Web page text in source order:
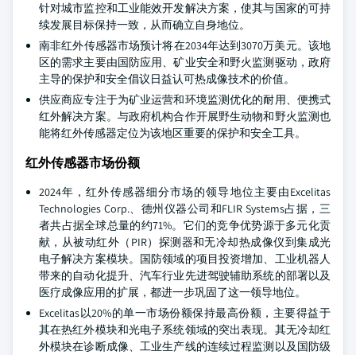
针对城市监控和工业能效开发解决方案，使其与国家的可持
续发展目标保持一致，从而确立自身地位。
南非红外传感器市场预计将在2034年达到3070万美元。该地
区的需求主要由国防应用、矿业安全和野火监测驱动，政府
主导的保护和安全倡议日益认可热成像技术的价值。
供应商应专注于为矿业运营和环境监测优化的耐用、便携式
红外解决方案。与政府机构合作开展野生动物和野火监测也
能将红外传感器定位为该地区重要的保护和安全工具。
红外传感器市场份额
2024年，红外传感器细分市场的领导地位主要由Excelitas
Technologies Corp.、德州仪器公司和FLIR Systems占据，三
者共占据全球总量的约71%。它们的竞争优势源于多元化贡
献，从被动红外（PIR）探测器和无冷却热成像仪到集成光
电子解决方案模块。国防领域的项目投资增加、工业机器人
带来的自动化提升、汽车行业先进驾驶辅助系统的部署以及
医疗成像应用的扩展，都进一步巩固了这一领导地位。
Excelitas以20%的单一市场份额保持最高份额，主要得益于
其在热红外模块和光电子系统领域的突出表现。其无冷却红
外模块在诊断成像、工业生产线的连续过程监测以及国防级